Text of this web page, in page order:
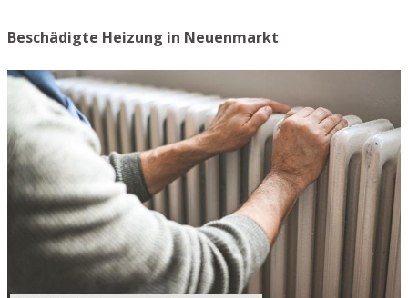
Beschädigte Heizung in Neuenmarkt